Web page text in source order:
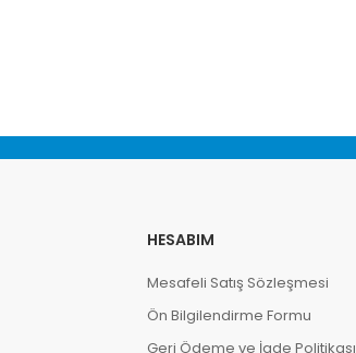
HESABIM
Mesafeli Satış Sözleşmesi
Ön Bilgilendirme Formu
Geri Ödeme ve İade Politikası